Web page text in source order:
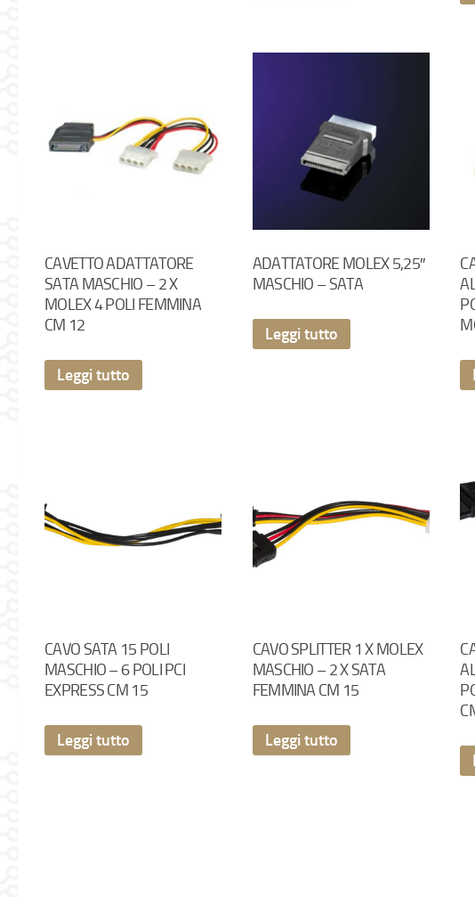
CAVETTO ADATTATORE
SATA MASCHIO – 2 X
MOLEX 4 POLI FEMMINA
CM 12
Leggi tutto
ADATTATORE MOLEX 5,25″
MASCHIO – SATA
Leggi tutto
CAVO SATA 15 POLI
MASCHIO – 6 POLI PCI
EXPRESS CM 15
Leggi tutto
CAVO SPLITTER 1 X MOLEX
MASCHIO – 2 X SATA
FEMMINA CM 15
Leggi tutto